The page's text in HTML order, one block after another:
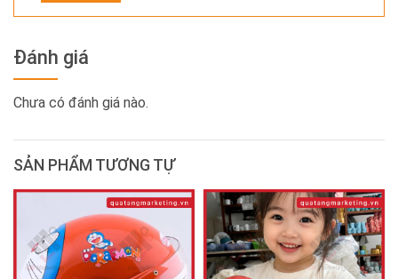
Đánh giá
Chưa có đánh giá nào.
SẢN PHẨM TƯƠNG TỰ